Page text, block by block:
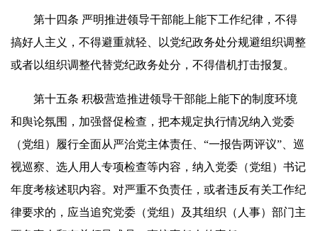
第十四条 严明推进领导干部能上能下工作纪律，不得
搞好人主义，不得避重就轻、以党纪政务处分规避组织调整
或者以组织调整代替党纪政务处分，不得借机打击报复。
第十五条 积极营造推进领导干部能上能下的制度环境
和舆论氛围，加强督促检查，把本规定执行情况纳入党委
（党组）履行全面从严治党主体责任、“一报告两评议”、巡
视巡察、选人用人专项检查等内容，纳入党委（党组）书记
年度考核述职内容。对严重不负责任，或者违反有关工作纪
律要求的，应当追究党委（党组）及其组织（人事）部门主